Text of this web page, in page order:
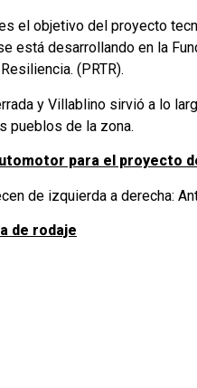
el objetivo del proyecto
está desarrollando en la
(PRTR).
y Villablino sirvió a lo
pueblos de la zona.
para el proyecto
de izquierda a derecha:
de rodaje